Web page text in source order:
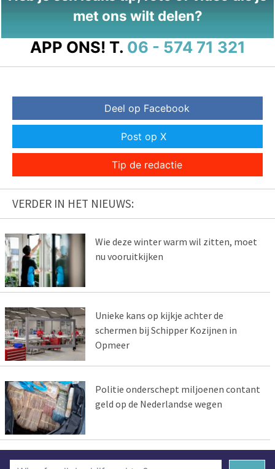
met ons wilt delen?
APP ONS! T. 06 - 574 71 321
Deel op Facebook
Post op X
Tip de redactie
VERDER IN HET NIEUWS:
Wie deze winter warm wil zitten, moet
nu vooruitkijken
Unieke kans op kijkje achter de
schermen bij Schipper Kozijnen in
Opmeer
Politie onderschept miljoenen contant
geld op de Nederlandse wegen